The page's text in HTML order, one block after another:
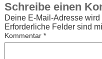
Schreibe einen
Deine E-Mail-Adresse
Erforderliche Felder sind
Kommentar *